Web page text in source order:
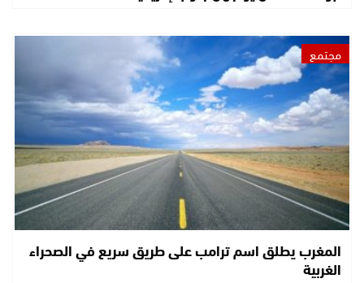
مجتمع
المغرب يطلق اسم ترامب على طريق سريع في الصحراء
الغربية